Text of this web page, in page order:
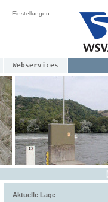
Einstellungen
Webservices
Aktuelle Lage